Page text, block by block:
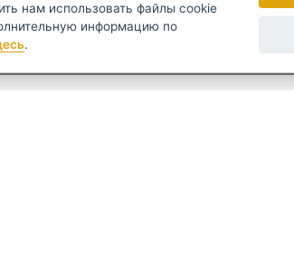
нам использовать файлы cookie
.